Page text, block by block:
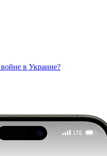
в Украине?